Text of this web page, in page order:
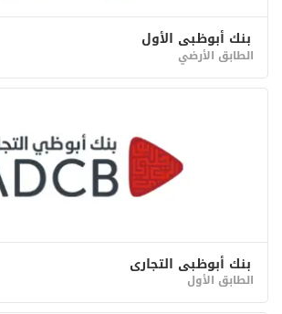
بنك أبوظبي الأول
الطابق الأرضي
بنك أبوظبي التجاري
الطابق الأول